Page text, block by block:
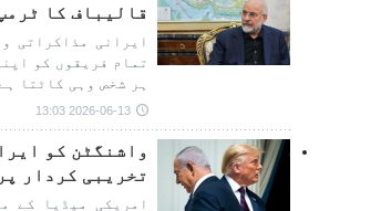
قالیباف کا
ایرانی مذاکراتی
تمام فریقوں کو
ہر شخص وہی کاٹتا
2026-06-13 13:03
واشنگٹن کو
تخریبی کردار
امریکی میڈیا کے